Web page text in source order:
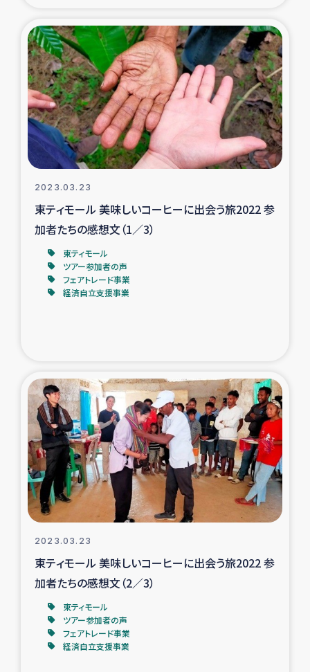
トルコ・シリア地震被災者支援
デニヤヤ小規模紅茶農家支援
コーヒー生産者支援
アイナロ県マウベシ郡でのコーヒー畑改善事業
女性の生計向上支援
アグロフォレストリー（カカオ）事業
2023.03.23
東ティモール 美味しいコーヒーに出会う旅2022 参
加者たちの感想文（1／3）
東ティモール
ツアー参加者の声
フェアトレード事業
経済自立支援事業
2023.03.23
東ティモール 美味しいコーヒーに出会う旅2022 参
加者たちの感想文（2／3）
東ティモール
ツアー参加者の声
フェアトレード事業
経済自立支援事業